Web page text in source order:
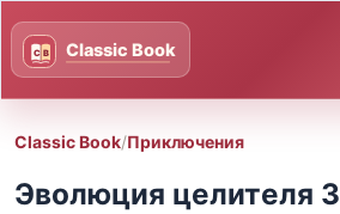
Classic Book/Приключения
Эволюция целителя 3